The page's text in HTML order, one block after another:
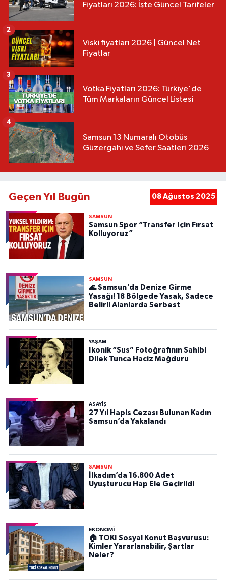
Fiyatları 2026: İşte Güncel Tarifeler
Viski fiyatları 2026 | Güncel Net
Fiyatlar
2
Votka Fiyatları 2026: Türkiye'de
Tüm Markaların Güncel Listesi
3
Samsun 13 Numaralı Otobüs
Güzergahı ve Sefer Saatleri 2026
4
Geçen Yıl Bugün 08 Ağustos 2025
SAMSUN
Samsun Spor “Transfer İçin Fırsat
Kolluyoruz”
SAMSUN
🌊 Samsun'da Denize Girme
Yasağı! 18 Bölgede Yasak, Sadece
Belirli Alanlarda Serbest
YAŞAM
İkonik “Sus” Fotoğrafının Sahibi
Dilek Tunca Haciz Mağduru
ASAYIŞ
27 Yıl Hapis Cezası Bulunan Kadın
Samsun’da Yakalandı
SAMSUN
İlkadım’da 16.800 Adet
Uyuşturucu Hap Ele Geçirildi
EKONOMİ
🏠 TOKİ Sosyal Konut Başvurusu:
Kimler Yararlanabilir, Şartlar
Neler?